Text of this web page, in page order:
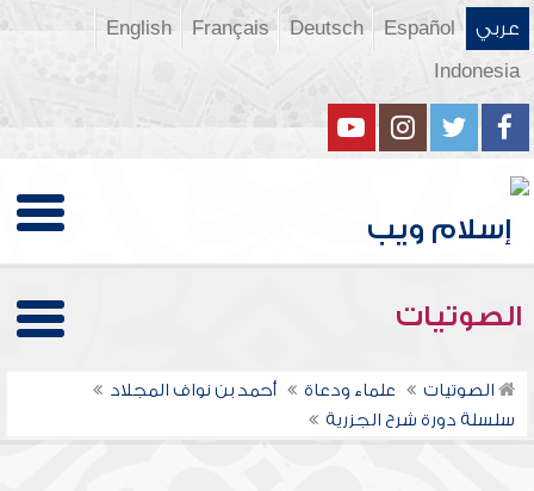
عربي Español
Deutsch
Français
English
Indonesia
الصوتيات
الصوتيات علماء ودعاة
أحمد بن نواف المجلاد
سلسلة دورة شرح الجزرية